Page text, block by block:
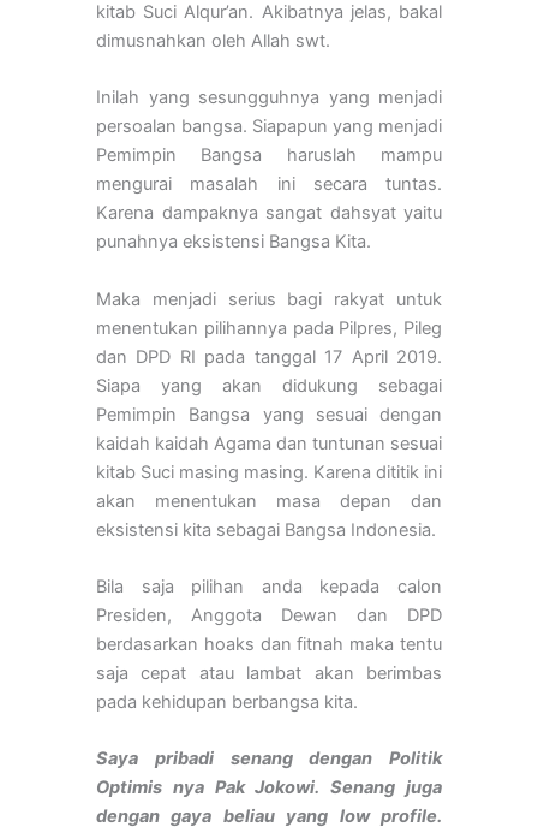
kitab Suci Alqur’an. Akibatnya jelas, bakal
dimusnahkan oleh Allah swt.
Inilah yang sesungguhnya yang menjadi
persoalan bangsa. Siapapun yang menjadi
Pemimpin Bangsa haruslah mampu
mengurai masalah ini secara tuntas.
Karena dampaknya sangat dahsyat yaitu
punahnya eksistensi Bangsa Kita.
Maka menjadi serius bagi rakyat untuk
menentukan pilihannya pada Pilpres, Pileg
dan DPD RI pada tanggal 17 April 2019.
Siapa yang akan didukung sebagai
Pemimpin Bangsa yang sesuai dengan
kaidah kaidah Agama dan tuntunan sesuai
kitab Suci masing masing. Karena dititik ini
akan menentukan masa depan dan
eksistensi kita sebagai Bangsa Indonesia.
Bila saja pilihan anda kepada calon
Presiden, Anggota Dewan dan DPD
berdasarkan hoaks dan fitnah maka tentu
saja cepat atau lambat akan berimbas
pada kehidupan berbangsa kita.
Saya pribadi senang dengan Politik
Optimis nya Pak Jokowi. Senang juga
dengan gaya beliau yang low profile.